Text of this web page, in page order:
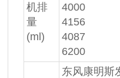
机排
量
(ml)
4000
4156
4087
6200
东风康明斯